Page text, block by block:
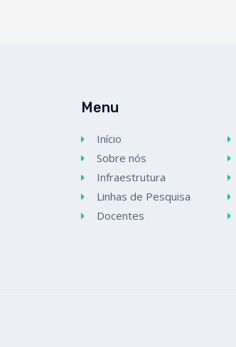
Menu
Início
Sobre nós
Infraestrutura
Linhas de Pesquisa
Docentes